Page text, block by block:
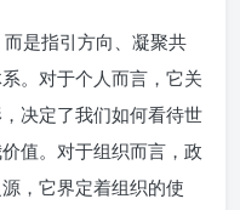
是指引方向、凝聚共
。对于个人而言，它关
决定了我们如何看待世
值。对于组织而言，政
，它界定着组织的使